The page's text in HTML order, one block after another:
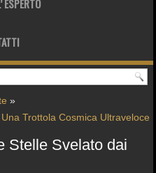
ESPERTO
»
Una Trottola Cosmica Ultraveloce
Stelle Svelato dai